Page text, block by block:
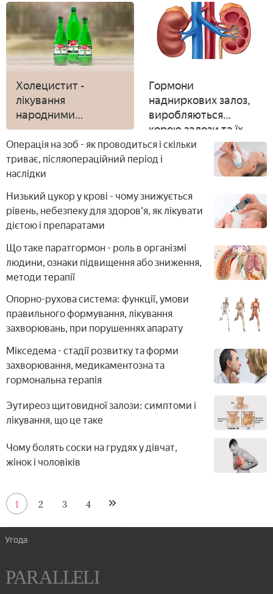
Холецистит -
лікування
народними
засобами,
медикаментами і
дієтою
Гормони
надниркових залоз,
виробляються
корою залози та їх
функції
Операція на зоб - як проводиться і скільки
триває, післяопераційний період і
наслідки
Низький цукор у крові - чому знижується
рівень, небезпеку для здоров'я, як лікувати
дієтою і препаратами
Що таке паратгормон - роль в організмі
людини, ознаки підвищення або зниження,
методи терапії
Опорно-рухова система: функції, умови
правильного формування, лікування
захворювань, при порушеннях апарату
Мікседема - стадії розвитку та форми
захворювання, медикаментозна та
гормональна терапія
Эутиреоз щитовидної залози: симптоми і
лікування, що це таке
Чому болять соски на грудях у дівчат,
жінок і чоловіків
1 2 3 4
Угода